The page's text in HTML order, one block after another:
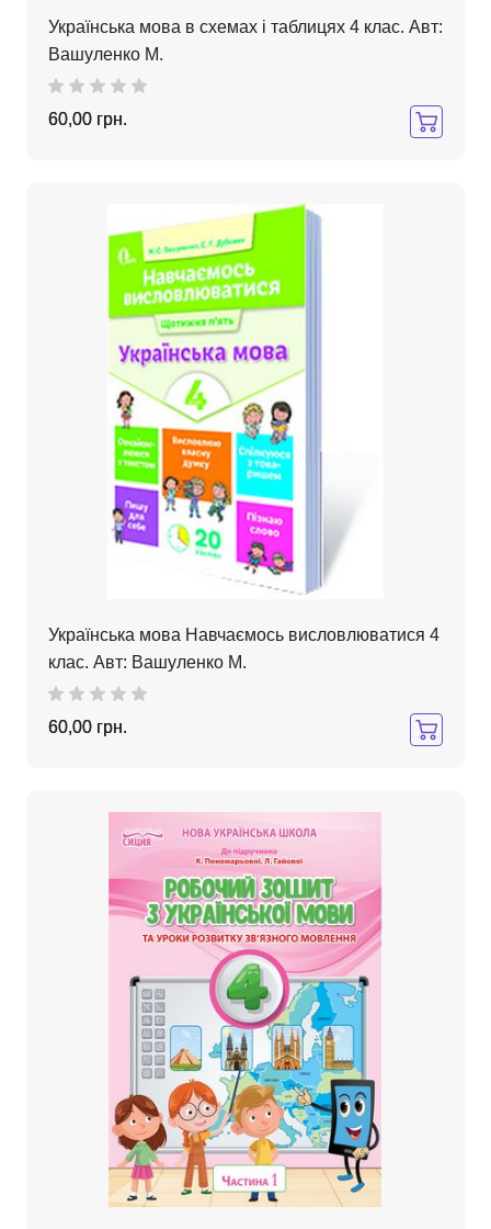
Українська мова в схемах і таблицях 4 клас. Авт:
Вашуленко М.
60,00 грн.
Українська мова Навчаємось висловлюватися 4
клас. Авт: Вашуленко М.
60,00 грн.